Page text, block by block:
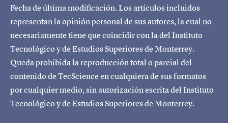
Fecha de última modificación. Los artículos incluidos
representan la opinión personal de sus autores, la cual no
necesariamente tiene que coincidir con la del Instituto
Tecnológico y de Estudios Superiores de Monterrey.
Queda prohibida la reproducción total o parcial del
contenido de TecScience en cualquiera de sus formatos
por cualquier medio, sin autorización escrita del Instituto
Tecnológico y de Estudios Superiores de Monterrey.